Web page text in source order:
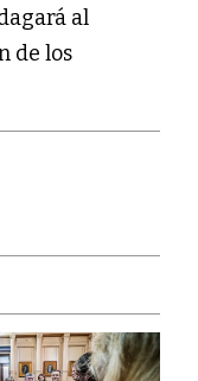
al
de los